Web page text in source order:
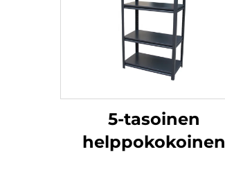
5-tasoinen
helppokokoinen